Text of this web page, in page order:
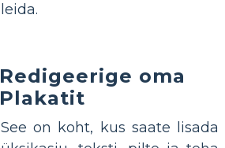
leida.
Redigeerige oma
Plakatit
See on koht, kus saate lisada